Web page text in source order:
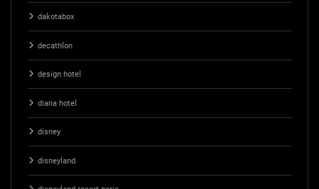
dakotabox
decathlon
design hotel
diana hotel
disney
disneyland